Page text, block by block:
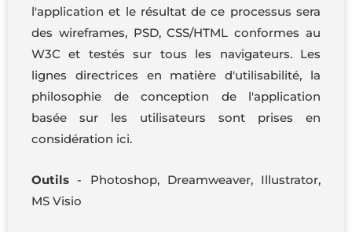
l'application et le résultat de ce processus sera
des wireframes, PSD, CSS/HTML conformes au
W3C et testés sur tous les navigateurs. Les
lignes directrices en matière d'utilisabilité, la
philosophie de conception de l'application
basée sur les utilisateurs sont prises en
considération ici.
Outils - Photoshop, Dreamweaver, Illustrator,
MS Visio